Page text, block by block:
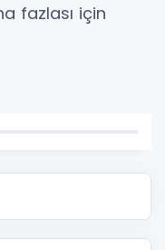
fazlası için